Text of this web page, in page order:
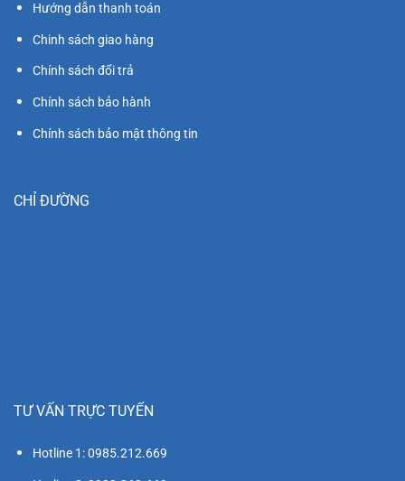
Hướng dẫn thanh toán
Chinh sách giao hàng
Chính sách đổi trả
Chính sách bảo hành
Chính sách bảo mật thông tin
CHỈ ĐƯỜNG
TƯ VẤN TRỰC TUYẾN
Hotline 1: 0985.212.669